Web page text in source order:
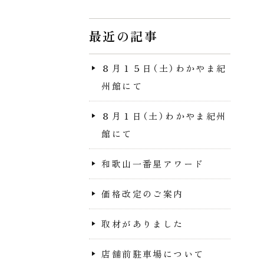
最近の記事
８月１５日（土）わかやま紀
州館にて
８月１日（土）わかやま紀州
館にて
和歌山一番星アワード
価格改定のご案内
取材がありました
店舗前駐車場について